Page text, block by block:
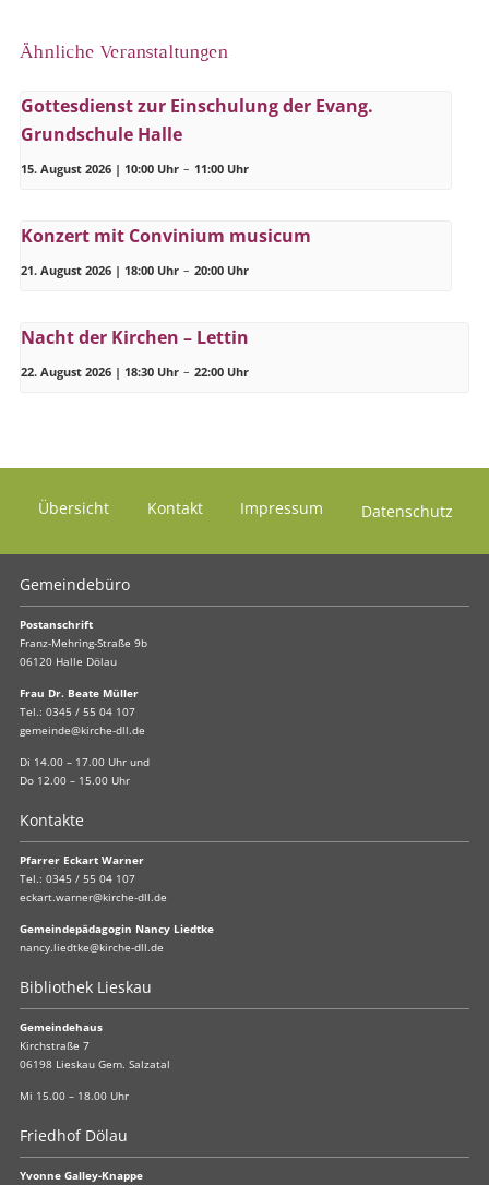
Ähnliche Veranstaltungen
Gottesdienst zur Einschulung der Evang.
Grundschule Halle
15. August 2026 | 10:00 Uhr – 11:00 Uhr
Konzert mit Convinium musicum
21. August 2026 | 18:00 Uhr – 20:00 Uhr
Nacht der Kirchen – Lettin
22. August 2026 | 18:30 Uhr – 22:00 Uhr
Übersicht Kontakt Impressum Datenschutz
Gemeindebüro
Postanschrift
Franz-Mehring-Straße 9b
06120 Halle Dölau
Frau Dr. Beate Müller
Tel.: 0345 / 55 04 107
gemeinde@kirche-dll.de
Di 14.00 – 17.00 Uhr und
Do 12.00 – 15.00 Uhr
Kontakte
Pfarrer Eckart Warner
Tel.: 0345 / 55 04 107
eckart.warner@kirche-dll.de
Gemeindepädagogin Nancy Liedtke
nancy.liedtke@kirche-dll.de
Bibliothek Lieskau
Gemeindehaus
Kirchstraße 7
06198 Lieskau Gem. Salzatal
Mi 15.00 – 18.00 Uhr
Friedhof Dölau
Yvonne Galley-Knappe